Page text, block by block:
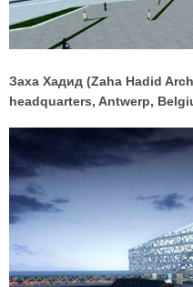
Заха Хадид (Zaha Hadid
headquarters, Antwerp,